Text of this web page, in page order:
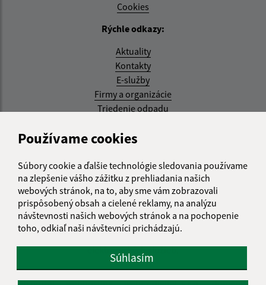
Používame cookies
Súbory cookie a ďalšie technológie sledovania používame
na zlepšenie vášho zážitku z prehliadania našich
webových stránok, na to, aby sme vám zobrazovali
prispôsobený obsah a cielené reklamy, na analýzu
návštevnosti našich webových stránok a na pochopenie
toho, odkiaľ naši návštevníci prichádzajú.
Súhlasím
Cookies
Rýchle odkazy:
Aktuality
Kontakty
E-služby
Firmy a organizácie
Triedenie odpadu
Aktualizované:
RSS
Správca obsahu:
Správca obsahu je Obec Kysak.
Vytvorené v súlade s
Jednotným dizajn manuálom
elektronických služieb.